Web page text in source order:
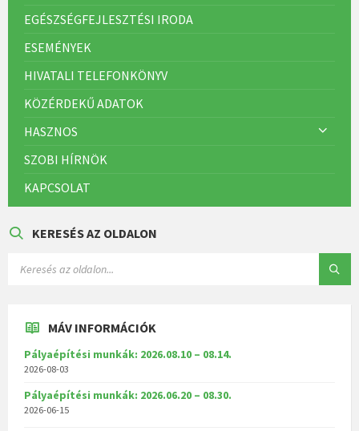
EGÉSZSÉGFEJLESZTÉSI IRODA
ESEMÉNYEK
HIVATALI TELEFONKÖNYV
KÖZÉRDEKŰ ADATOK
HASZNOS
SZOBI HÍRNÖK
KAPCSOLAT
KERESÉS AZ OLDALON
MÁV INFORMÁCIÓK
Pályaépítési munkák: 2026.08.10 – 08.14.
2026-08-03
Pályaépítési munkák: 2026.06.20 – 08.30.
2026-06-15